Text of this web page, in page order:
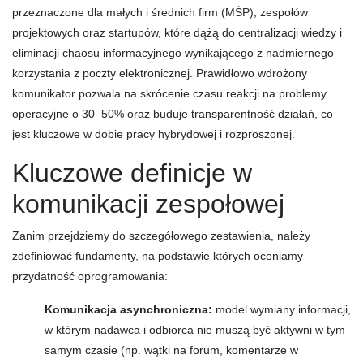
przeznaczone dla małych i średnich firm (MŚP), zespołów
projektowych oraz startupów, które dążą do centralizacji wiedzy i
eliminacji chaosu informacyjnego wynikającego z nadmiernego
korzystania z poczty elektronicznej. Prawidłowo wdrożony
komunikator pozwala na skrócenie czasu reakcji na problemy
operacyjne o 30–50% oraz buduje transparentność działań, co
jest kluczowe w dobie pracy hybrydowej i rozproszonej.
Kluczowe definicje w
komunikacji zespołowej
Zanim przejdziemy do szczegółowego zestawienia, należy
zdefiniować fundamenty, na podstawie których oceniamy
przydatność oprogramowania:
Komunikacja asynchroniczna: model wymiany informacji,
w którym nadawca i odbiorca nie muszą być aktywni w tym
samym czasie (np. wątki na forum, komentarze w